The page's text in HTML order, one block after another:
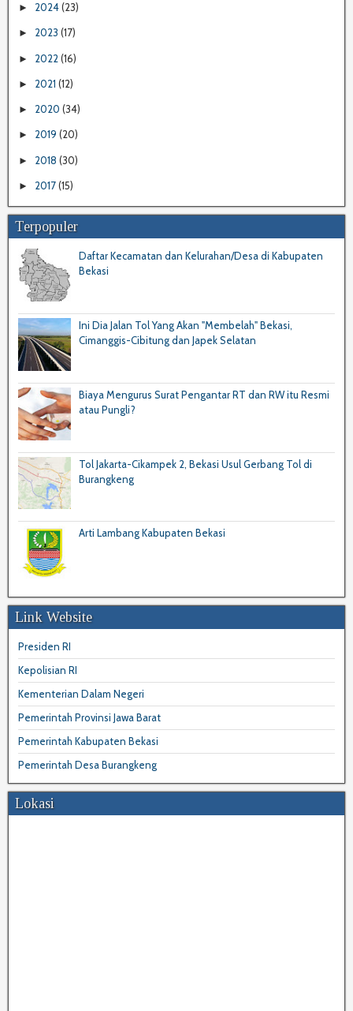
► 2024(23)
► 2023 (17)
► 2022 (16)
► 2021 (12)
► 2020 (34)
► 2019 (20)
► 2018 (30)
► 2017(15)
Terpopuler
Daftar Kecamatan dan Kelurahan/Desa di Kabupaten
Bekasi
Ini Dia Jalan Tol Yang Akan "Membelah" Bekasi,
Cimanggis-Cibitung dan Japek Selatan
Biaya Mengurus Surat Pengantar RT dan RW itu Resmi
atau Pungli?
Tol Jakarta-Cikampek 2, Bekasi Usul Gerbang Tol di
Burangkeng
Arti Lambang Kabupaten Bekasi
Link Website
Presiden RI
Kepolisian RI
Kementerian Dalam Negeri
Pemerintah Provinsi Jawa Barat
Pemerintah Kabupaten Bekasi
Pemerintah Desa Burangkeng
Lokasi